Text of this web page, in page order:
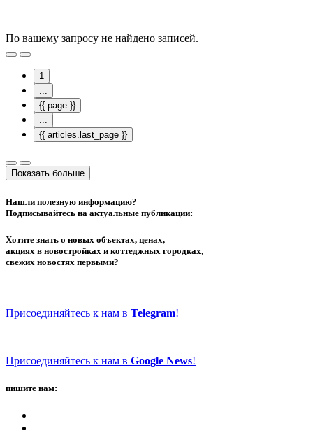
По вашему запросу не найдено записей.
1
...
{{ page }}
...
{{ articles.last_page }}
Показать больше
Нашли полезную информацию?
Подписывайтесь на актуальные публикации:
Хотите знать о новых объектах, ценах,
акциях в новостройках и коттеджных городках,
свежих новостях первыми?
Присоединяйтесь к нам в Telegram!
Присоединяйтесь к нам в Google News!
пишите нам: